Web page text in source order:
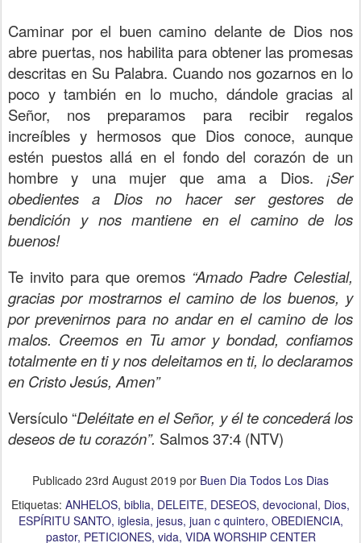
Caminar por el buen camino delante de Dios nos
abre puertas, nos habilita para obtener las promesas
descritas en Su Palabra. Cuando nos gozarnos en lo
poco y también en lo mucho, dándole gracias al
Señor, nos preparamos para recibir regalos
increíbles y hermosos que Dios conoce, aunque
estén puestos allá en el fondo del corazón de un
hombre y una mujer que ama a Dios. ¡Ser
obedientes a Dios no hacer ser gestores de
bendición y nos mantiene en el camino de los
buenos!
Te invito para que oremos “Amado Padre Celestial,
gracias por mostrarnos el camino de los buenos, y
por prevenirnos para no andar en el camino de los
malos. Creemos en Tu amor y bondad, confiamos
totalmente en ti y nos deleitamos en ti, lo declaramos
en Cristo Jesús, Amen”
Versículo “Deléitate en el Señor, y él te concederá los
deseos de tu corazón”. Salmos 37:4 (NTV)
Publicado 23rd August 2019 por Buen Dia Todos Los Dias
Etiquetas: ANHELOS biblia DELEITE DESEOS devocional Dios
ESPÍRITU SANTO iglesia jesus juan c quintero OBEDIENCIA
pastor PETICIONES vida VIDA WORSHIP CENTER